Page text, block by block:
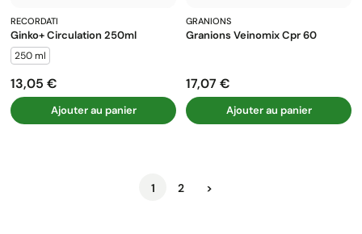
RECORDATI
Ginko+ Circulation 250ml
250 ml
Prix
13,05 €
Ajouter au panier
GRANIONS
Granions Veinomix Cpr 60
Prix
17,07 €
Ajouter au panier
1 2 Suivant
>